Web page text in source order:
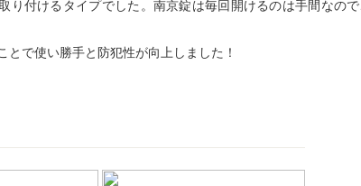
り付けるタイプでした。南京錠は毎回開けるのは手間なの
とで使い勝手と防犯性が向上しました！